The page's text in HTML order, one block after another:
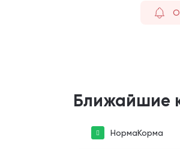
Ближайшие
НормаКорма